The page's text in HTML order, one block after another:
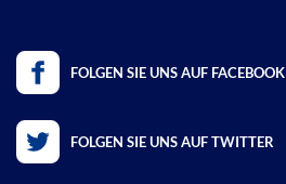
FOLGEN SIE UNS AUF FACEBOOK
FOLGEN SIE UNS AUF TWITTER